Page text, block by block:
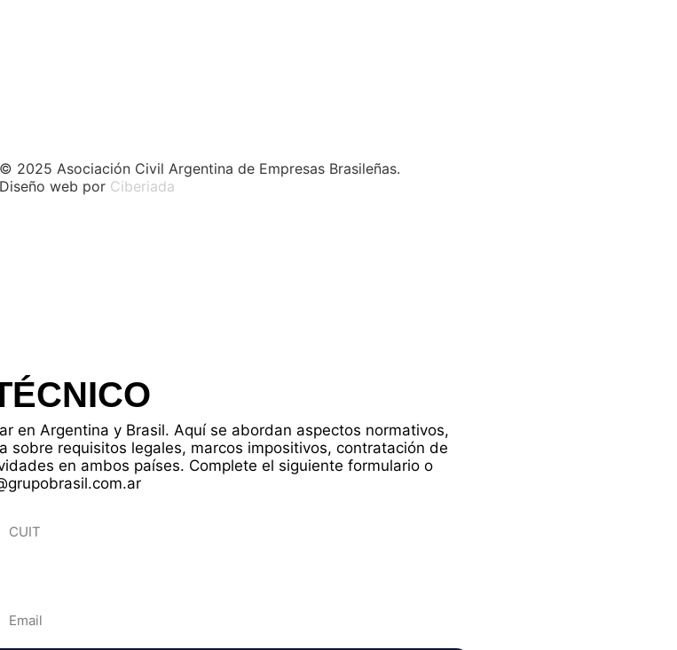
© 2025 Asociación Civil Argentina de Empresas Brasileñas.
Diseño web por Ciberiada
en Argentina y Brasil. Aquí se abordan aspectos normativos,
requisitos legales, marcos impositivos, contratación de
en ambos países. Complete el siguiente formulario o